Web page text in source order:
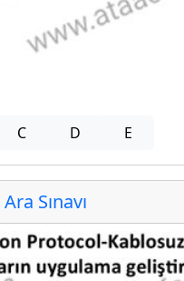
C D E
Sınavı